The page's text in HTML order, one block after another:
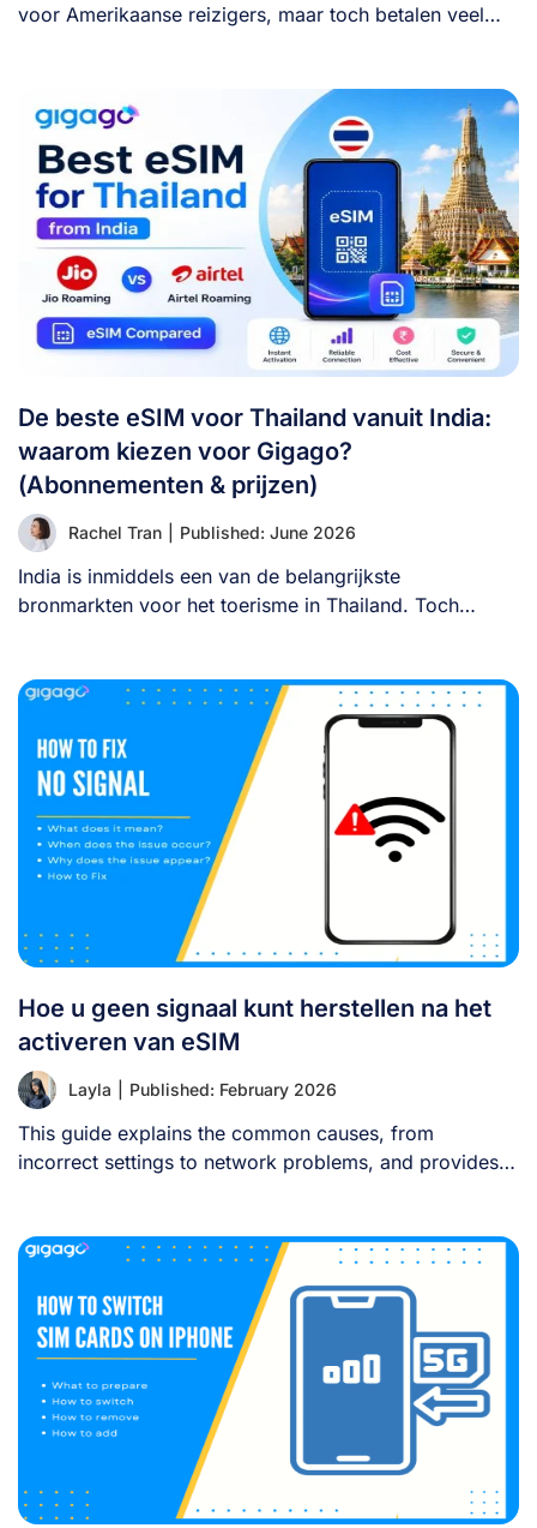
voor Amerikaanse reizigers, maar toch betalen veel
De beste eSIM voor Thailand vanuit India:
waarom kiezen voor Gigago?
(Abonnementen & prijzen)
Rachel Tran Published: June 2026
India is inmiddels een van de belangrijkste
bronmarkten voor het toerisme in Thailand. Toch
Hoe u geen signaal kunt herstellen na het
activeren van eSIM
Layla Published: February 2026
This guide explains the common causes, from
incorrect settings to network problems, and provides